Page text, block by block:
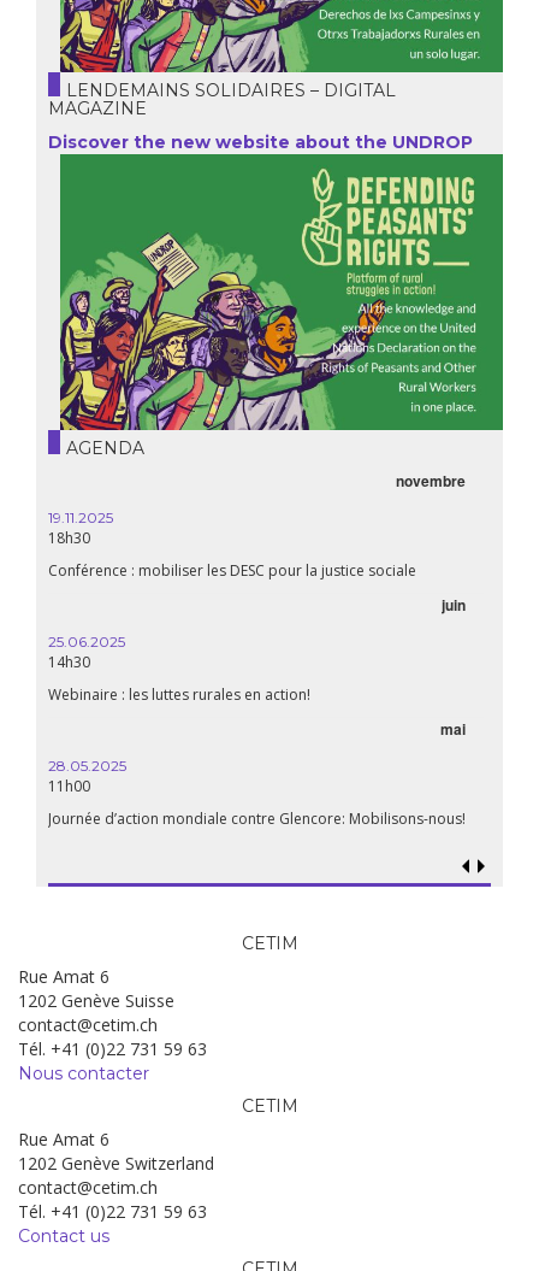
LENDEMAINS SOLIDAIRES – DIGITAL
MAGAZINE
Discover the new website about the UNDROP
AGENDA
novembre
19.11.2025
18h30
Conférence : mobiliser les DESC pour la justice sociale
juin
25.06.2025
14h30
Webinaire : les luttes rurales en action!
mai
28.05.2025
11h00
Journée d’action mondiale contre Glencore: Mobilisons-nous!
CETIM
Rue Amat 6
1202 Genève Suisse
contact@cetim.ch
Tél. +41 (0)22 731 59 63
Nous contacter
CETIM
Rue Amat 6
1202 Genève Switzerland
contact@cetim.ch
Tél. +41 (0)22 731 59 63
Contact us